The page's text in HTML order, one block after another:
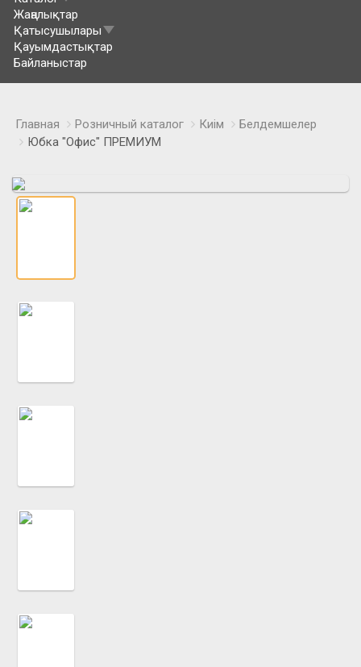
Жаңалықтар
Қатысушылары
Қауымдастықтар
Байланыстар
Главная Розничный каталог Киім
Белдемшелер
Юбка "Офис" ПРЕМИУМ